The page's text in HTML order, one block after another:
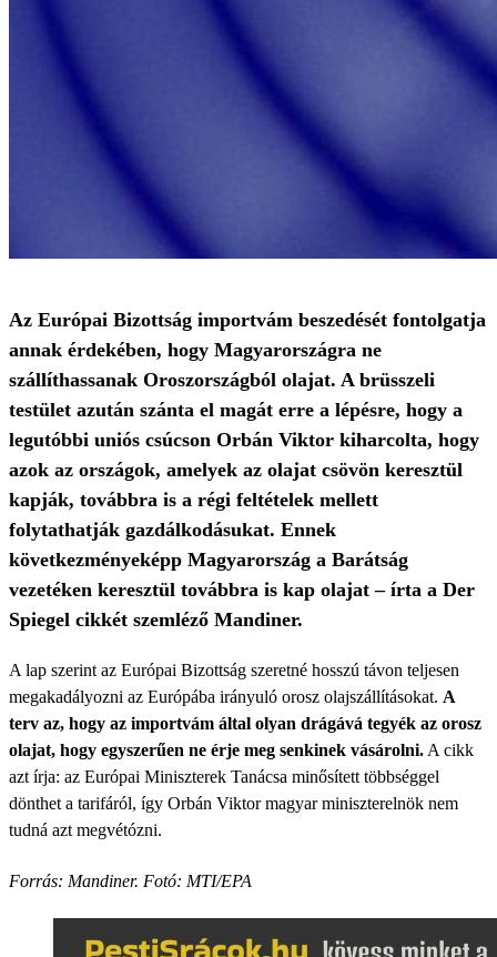
Az Európai Bizottság importvám beszedését fontolgatja
annak érdekében, hogy Magyarországra ne
szállíthassanak Oroszországból olajat. A brüsszeli
testület azután szánta el magát erre a lépésre, hogy a
legutóbbi uniós csúcson Orbán Viktor kiharcolta, hogy
azok az országok, amelyek az olajat csövön keresztül
kapják, továbbra is a régi feltételek mellett
folytathatják gazdálkodásukat. Ennek
következményeképp Magyarország a Barátság
vezetéken keresztül továbbra is kap olajat – írta a Der
Spiegel cikkét szemléző Mandiner.
A lap szerint az Európai Bizottság szeretné hosszú távon teljesen
megakadályozni az Európába irányuló orosz olajszállításokat. A
terv az, hogy az importvám által olyan drágává tegyék az orosz
olajat, hogy egyszerűen ne érje meg senkinek vásárolni. A cikk
azt írja: az Európai Miniszterek Tanácsa minősített többséggel
dönthet a tarifáról, így Orbán Viktor magyar miniszterelnök nem
tudná azt megvétózni.
Forrás: Mandiner. Fotó: MTI/EPA